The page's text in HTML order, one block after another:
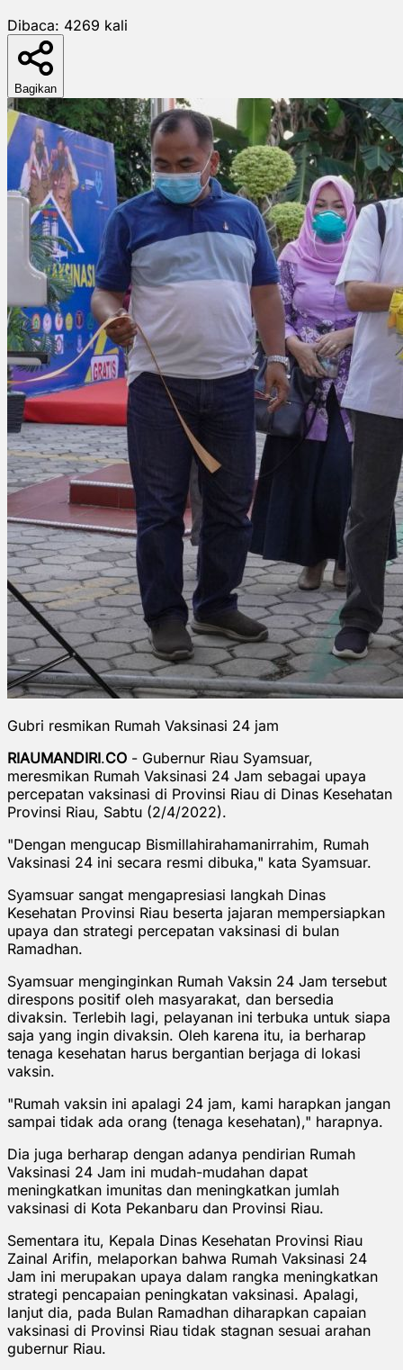
Dibaca: 4269 kali
Bagikan
Gubri resmikan Rumah Vaksinasi 24 jam
RIAUMANDIRI.CO - Gubernur Riau Syamsuar,
meresmikan Rumah Vaksinasi 24 Jam sebagai upaya
percepatan vaksinasi di Provinsi Riau di Dinas Kesehatan
Provinsi Riau, Sabtu (2/4/2022).
"Dengan mengucap Bismillahirahamanirrahim, Rumah
Vaksinasi 24 ini secara resmi dibuka," kata Syamsuar.
Syamsuar sangat mengapresiasi langkah Dinas
Kesehatan Provinsi Riau beserta jajaran mempersiapkan
upaya dan strategi percepatan vaksinasi di bulan
Ramadhan.
Syamsuar menginginkan Rumah Vaksin 24 Jam tersebut
direspons positif oleh masyarakat, dan bersedia
divaksin. Terlebih lagi, pelayanan ini terbuka untuk siapa
saja yang ingin divaksin. Oleh karena itu, ia berharap
tenaga kesehatan harus bergantian berjaga di lokasi
vaksin.
"Rumah vaksin ini apalagi 24 jam, kami harapkan jangan
sampai tidak ada orang (tenaga kesehatan)," harapnya.
Dia juga berharap dengan adanya pendirian Rumah
Vaksinasi 24 Jam ini mudah-mudahan dapat
meningkatkan imunitas dan meningkatkan jumlah
vaksinasi di Kota Pekanbaru dan Provinsi Riau.
Sementara itu, Kepala Dinas Kesehatan Provinsi Riau
Zainal Arifin, melaporkan bahwa Rumah Vaksinasi 24
Jam ini merupakan upaya dalam rangka meningkatkan
strategi pencapaian peningkatan vaksinasi. Apalagi,
lanjut dia, pada Bulan Ramadhan diharapkan capaian
vaksinasi di Provinsi Riau tidak stagnan sesuai arahan
gubernur Riau.